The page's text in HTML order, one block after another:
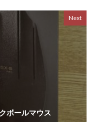
Next
ボールマウス